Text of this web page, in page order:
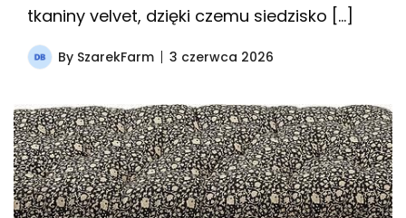
tkaniny velvet, dzięki czemu siedzisko […]
By SzarekFarm 3 czerwca 2026